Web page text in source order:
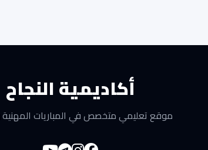
أكاديمية النجاح
موقع تعليمي متخصص في المباريات المهنية